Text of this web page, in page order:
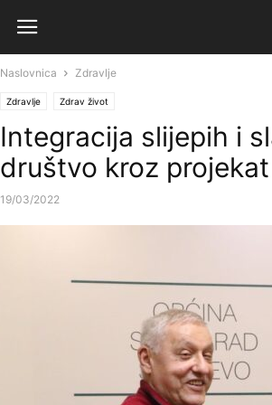
Naslovnica Zdravlje
Zdravlje Zdrav život
Integracija slijepih i
društvo kroz
19/03/2022